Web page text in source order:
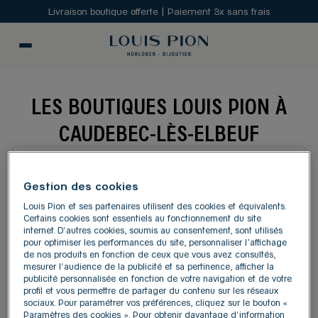
Livraison boutique offerte | Paiement 3x sans frais
LES BOUTIQUES LOUIS PION À
CAUDEBEC-LÈS-ELBEUF
Liste Carte
1
18.2 km
LOUIS PION - CORNER
GALERIES LAFAYETTE
ROUEN
Gestion des cookies
Louis Pion et ses partenaires utilisent des cookies et équivalents.
Certains cookies sont essentiels au fonctionnement du site
internet. D'autres cookies, soumis au consentement, sont utilisés
pour optimiser les performances du site, personnaliser l’affichage
de nos produits en fonction de ceux que vous avez consultés,
mesurer l'audience de la publicité et sa pertinence, afficher la
publicité personnalisée en fonction de votre navigation et de votre
profil et vous permettre de partager du contenu sur les réseaux
sociaux. Pour paramétrer vos préférences, cliquez sur le bouton «
Paramètres des cookies ». Pour obtenir davantage d'information